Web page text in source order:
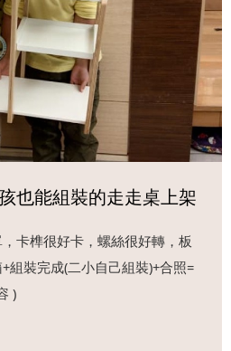
也能組裝的走走桌上架
卡榫很好卡，螺絲很好轉，板
組裝完成(二小自己組裝)+合照=
)